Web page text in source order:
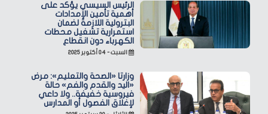
الرئيس السيسي يؤكد على
أهمية تأمين الإمدادات
البترولية اللازمة لضمان
استمرارية تشغيل محطات
الكهرباء دون انقطاع
السبت - ٠٤ أكتوبر ٢٠٢٥
وزارتا «الصحة والتعليم»: مرض
«اليد والقدم والفم» حالة
فيروسية خفيفة.. ولا داعي
لإغلاق الفصول أو المدارس